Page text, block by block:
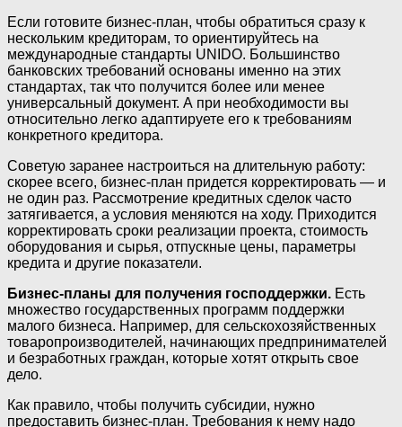
Если готовите бизнес-план, чтобы обратиться сразу к
нескольким кредиторам, то ориентируйтесь на
международные стандарты UNIDO. Большинство
банковских требований основаны именно на этих
стандартах, так что получится более или менее
универсальный документ. А при необходимости вы
относительно легко адаптируете его к требованиям
конкретного кредитора.
Советую заранее настроиться на длительную работу:
скорее всего, бизнес-план придется корректировать — и
не один раз. Рассмотрение кредитных сделок часто
затягивается, а условия меняются на ходу. Приходится
корректировать сроки реализации проекта, стоимость
оборудования и сырья, отпускные цены, параметры
кредита и другие показатели.
Бизнес-планы для получения господдержки. Есть
множество государственных программ поддержки
малого бизнеса. Например, для сельскохозяйственных
товаропроизводителей, начинающих предпринимателей
и безработных граждан, которые хотят открыть свое
дело.
Как правило, чтобы получить субсидии, нужно
предоставить бизнес-план. Требования к нему надо